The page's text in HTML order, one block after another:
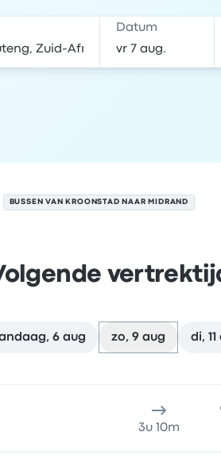
Datum
BUSSEN VAN KROONSTAD NAAR MIDRAND
6 aug zo, 9 aug di,
3u 10m